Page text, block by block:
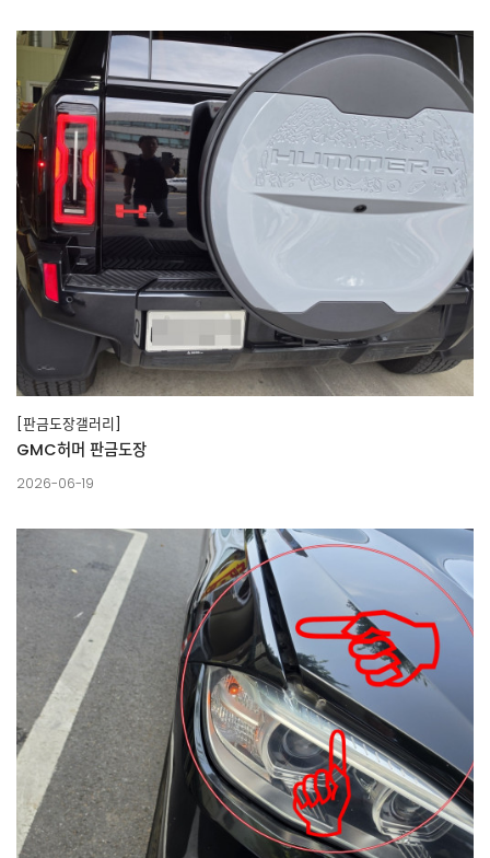
[판금도장갤러리]
GMC허머 판금도장
2026-06-19